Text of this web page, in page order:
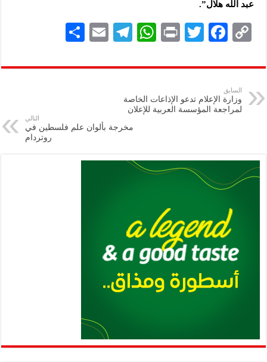
عبد الله هلال”.
C
p
y
Li
F
eb
k
T
tt
P
nt
W
at
A
p
Te
gr
E
ai
ar
السابق
وزارة الإعلام تدعو الإذاعات الخاصة
لمراجعة المؤسسة العربية للإعلان
التالي
مخرجة بألوان علم فلسطين في
روتردام